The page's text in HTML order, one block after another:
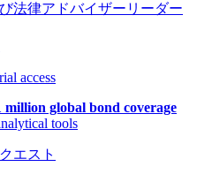
法律アドバイザーリーダー
access
million global bond coverage
tools
エスト